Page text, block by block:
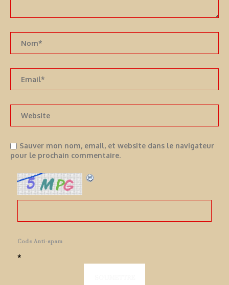
Sauver mon nom, email, et website dans le navigateur
pour le prochain commentaire.
Code Anti-spam
*